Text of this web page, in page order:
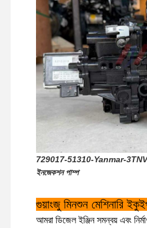
কারখানা ভ্রমণ গুণগত মান নিয়ন্ত্রণ
729017-51310-Yanmar-
ইনজেকশন পাম্প
গুয়াংজু মিনশুন মেশিনারি
আমরা ডিজেল ইঞ্জিন সমন্বয় এবং